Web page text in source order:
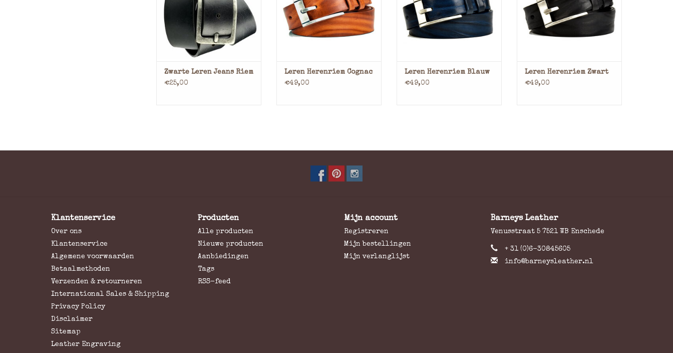
gemaakt worden bandwijdtes
korter dan 75 is mogelijk
a.u.b. aangeven bij
opmerkingen.
TOEVOEGEN AAN WINKELWAGEN
Zwarte Leren Jeans Riem
€25,00
cognackleur. Deze riem van 4
cm breed is de perfecte
combinatie van robuustheid
en verfijning. Gemaakt van
Leren Herenriem Cognac
€49,00
cognackleur. Deze riem van 4
cm breed is de perfecte
combinatie van robuustheid
en verfijning. Gemaakt van
Leren Herenriem Blauw
€49,00
cognackleur. Deze riem van 4
cm breed is de perfecte
combinatie van robuustheid
en verfijning. Gemaakt van
Leren Herenriem Zwart
€49,00
Klantenservice
Over ons
Klantenservice
Algemene voorwaarden
Betaalmethoden
Verzenden & retourneren
International Sales & Shipping
Privacy Policy
Disclaimer
Sitemap
Leather Engraving
Producten
Alle producten
Nieuwe producten
Aanbiedingen
Tags
RSS-feed
Mijn account
Registreren
Mijn bestellingen
Mijn verlanglijst
Barneys Leather
Venusstraat 5 7521 WB Enschede
+ 31 (0)6-30845605
info@barneysleather.nl